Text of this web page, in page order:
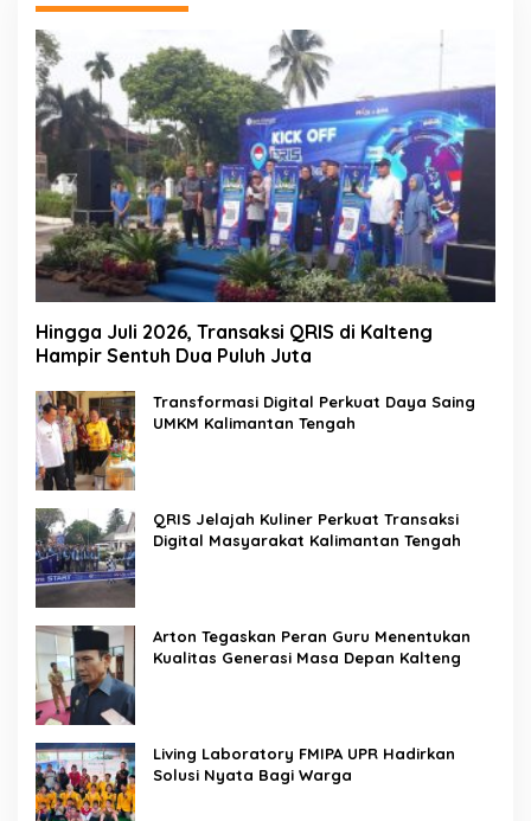
Hingga Juli 2026, Transaksi QRIS di Kalteng
Hampir Sentuh Dua Puluh Juta
Transformasi Digital Perkuat Daya Saing
UMKM Kalimantan Tengah
QRIS Jelajah Kuliner Perkuat Transaksi
Digital Masyarakat Kalimantan Tengah
Arton Tegaskan Peran Guru Menentukan
Kualitas Generasi Masa Depan Kalteng
Living Laboratory FMIPA UPR Hadirkan
Solusi Nyata Bagi Warga